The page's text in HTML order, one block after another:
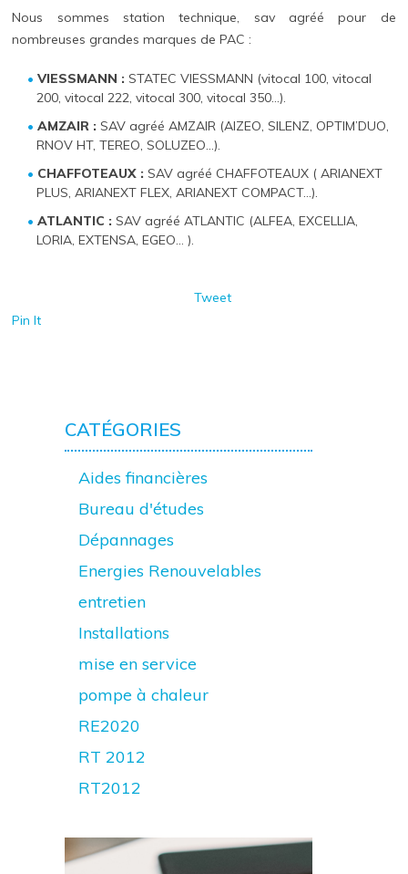
Nous sommes station technique, sav agréé pour de
nombreuses grandes marques de PAC :
VIESSMANN : STATEC VIESSMANN (vitocal 100, vitocal
200, vitocal 222, vitocal 300, vitocal 350…).
AMZAIR : SAV agréé AMZAIR (AIZEO, SILENZ, OPTIM’DUO,
RNOV HT, TEREO, SOLUZEO…).
CHAFFOTEAUX : SAV agréé CHAFFOTEAUX ( ARIANEXT
PLUS, ARIANEXT FLEX, ARIANEXT COMPACT…).
ATLANTIC : SAV agréé ATLANTIC (ALFEA, EXCELLIA,
LORIA, EXTENSA, EGEO… ).
Tweet
Pin It
CATÉGORIES
Aides financières
Bureau d'études
Dépannages
Energies Renouvelables
entretien
Installations
mise en service
pompe à chaleur
RE2020
RT 2012
RT2012